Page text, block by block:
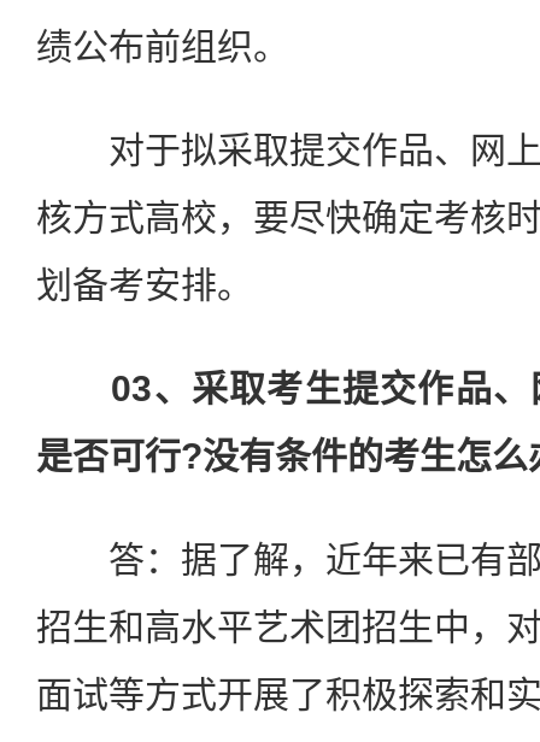
绩公布前组织。
对于拟采取提交作品、网上
核方式高校，要尽快确定考核
划备考安排。
03、采取考生提交作品
是否可行?没有条件的考生怎么
答：据了解，近年来已有部
招生和高水平艺术团招生中，
面试等方式开展了积极探索和